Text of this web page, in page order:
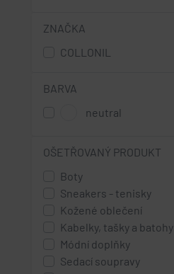
ZNAČKA
COLLONIL
BARVA
neutral
OŠETŘOVANÝ PRODUKT
Boty
Sneakers - tenisky
Kožené oblečení
Kabelky, tašky a batohy
Módní doplňky
Sedací soupravy